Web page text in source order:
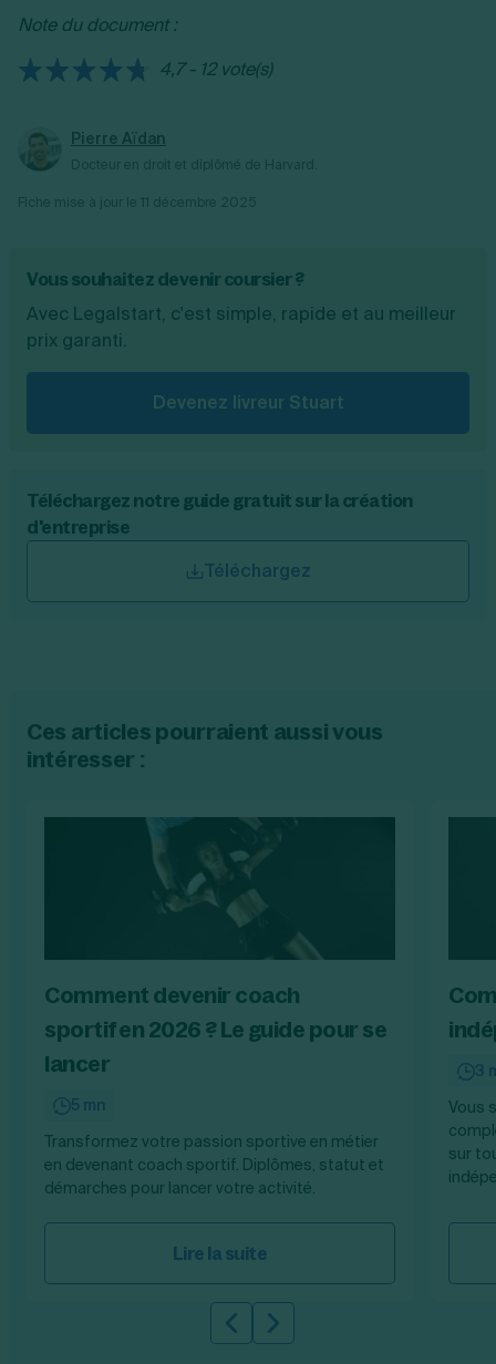
Note du document :
4,7 - 12 vote(s)
Pierre Aïdan
Vous souhaitez devenir coursier ?
Avec Legalstart, c'est simple, rapide et au meilleur
prix garanti.
Devenez livreur Stuart
Téléchargez notre guide gratuit sur la création
d'entreprise
Téléchargez
Ces articles pourraient aussi vous
intéresser :
Comment devenir coach
sportif en 2026 ? Le guide pour se
lancer
5 mn
Transformez votre passion sportive en métier
en devenant coach sportif. Diplômes, statut et
démarches pour lancer votre activité.
Lire la suite
3
Vous
sur
Slide précédente
Slide suivante